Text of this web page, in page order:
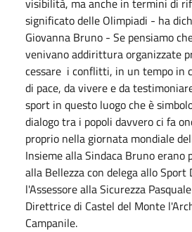
visibilità, ma anche in termini di
significato delle Olimpiadi - ha
Giovanna Bruno - Se pensiamo
venivano addirittura organizzate
cessare i conflitti, in un tempo in
di pace, da vivere e da
sport in questo luogo che è
dialogo tra i popoli davvero ci fa
proprio nella giornata mondiale
Insieme alla Sindaca Bruno erano
alla Bellezza con delega allo Sport
l'Assessore alla Sicurezza
Direttrice di Castel del Monte
Campanile.